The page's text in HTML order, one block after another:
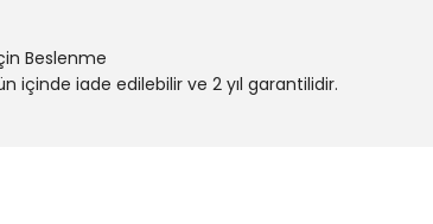
Beslenme
içinde iade edilebilir ve 2 yıl garantilidir.